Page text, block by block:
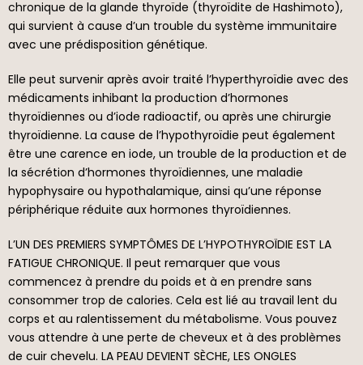
chronique de la glande thyroïde (thyroïdite de Hashimoto),
qui survient à cause d’un trouble du système immunitaire
avec une prédisposition génétique.
Elle peut survenir après avoir traité l’hyperthyroïdie avec des
médicaments inhibant la production d’hormones
thyroïdiennes ou d’iode radioactif, ou après une chirurgie
thyroïdienne. La cause de l’hypothyroïdie peut également
être une carence en iode, un trouble de la production et de
la sécrétion d’hormones thyroïdiennes, une maladie
hypophysaire ou hypothalamique, ainsi qu’une réponse
périphérique réduite aux hormones thyroïdiennes.
L’UN DES PREMIERS SYMPTÔMES DE L’HYPOTHYROÏDIE EST LA
FATIGUE CHRONIQUE. Il peut remarquer que vous
commencez à prendre du poids et à en prendre sans
consommer trop de calories. Cela est lié au travail lent du
corps et au ralentissement du métabolisme. Vous pouvez
vous attendre à une perte de cheveux et à des problèmes
de cuir chevelu. LA PEAU DEVIENT SÈCHE, LES ONGLES